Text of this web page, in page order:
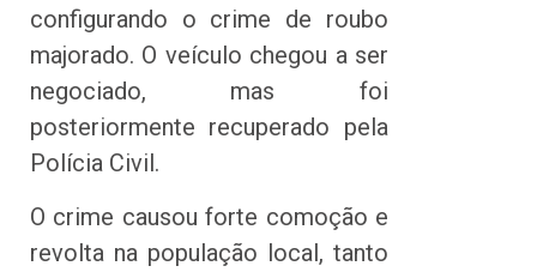
configurando o crime de roubo
majorado. O veículo chegou a ser
negociado, mas foi
posteriormente recuperado pela
Polícia Civil.
O crime causou forte comoção e
revolta na população local, tanto